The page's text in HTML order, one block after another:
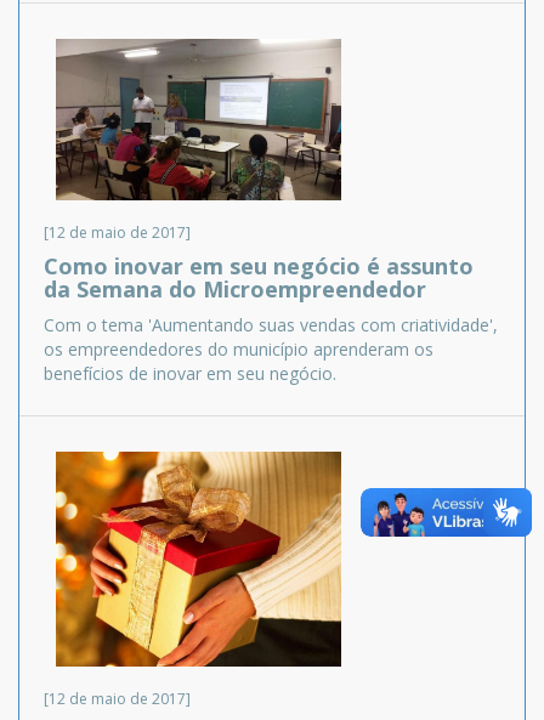
[12 de maio de 2017]
Como inovar em seu negócio é assunto
da Semana do Microempreendedor
Com o tema 'Aumentando suas vendas com criatividade',
os empreendedores do município aprenderam os
benefícios de inovar em seu negócio.
[12 de maio de 2017]